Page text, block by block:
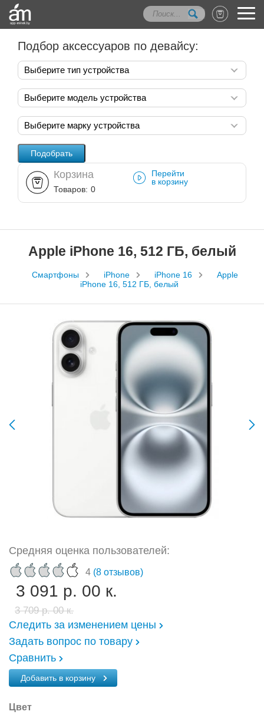
Подбор аксессуаров по девайсу:
Выберите тип устройства
Выберите модель устройства
Выберите марку устройства
Корзина
Товаров: 0
Перейти
в корзину
Apple iPhone 16, 512 ГБ, белый
Смартфоны iPhone iPhone 16
Apple
iPhone 16, 512 ГБ, белый
Средняя оценка пользователей:
4 (8 отзывов)
3 091 р. 00 к.
3 709 р. 00 к.
Следить за изменением цены
Задать вопрос по товару
Сравнить
Добавить в корзину
Цвет